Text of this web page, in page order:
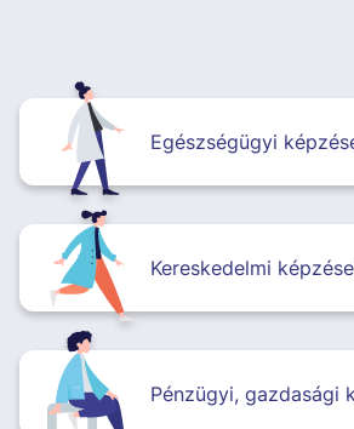
Egészségügyi
Kereskedelmi
Pénzügyi, gazdasági